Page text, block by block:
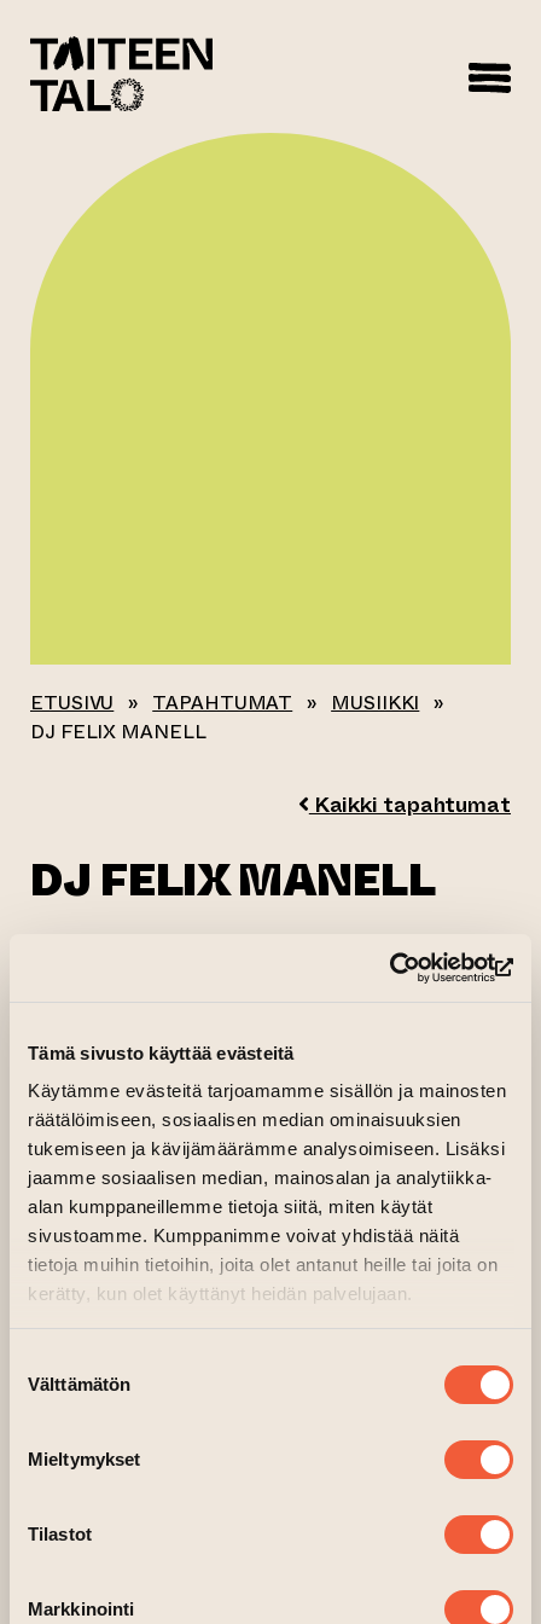
Tämä sivusto käyttää evästeitä
Käytämme evästeitä tarjoamamme sisällön ja mainosten
räätälöimiseen, sosiaalisen median ominaisuuksien
tukemiseen ja kävijämäärämme analysoimiseen. Lisäksi
jaamme sosiaalisen median, mainosalan ja analytiikka-
alan kumppaneillemme tietoja siitä, miten käytät
sivustoamme. Kumppanimme voivat yhdistää näitä
tietoja muihin tietoihin, joita olet antanut heille tai joita on
kerätty, kun olet käyttänyt heidän palvelujaan.
valinta
Välttämätön
Mieltymykset
Tilastot
Markkinointi
ETUSIVU » TAPAHTUMAT » MUSIIKKI »
DJ FELIX MANELL
Kaikki tapahtumat
DJ FELIX MANELL